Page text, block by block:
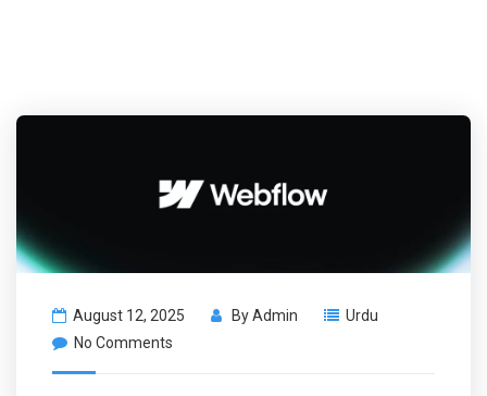
August 12, 2025 ByAdmin
Urdu
No Comments